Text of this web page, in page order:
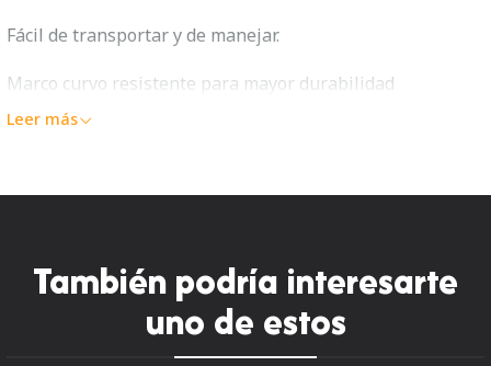
Fácil de transportar y de manejar.
Marco curvo resistente para mayor durabilidad
Calidad, puntualidad y rentabilidad
Diámetro120 cm diagonal
Leer más
También podría interesarte
uno de estos